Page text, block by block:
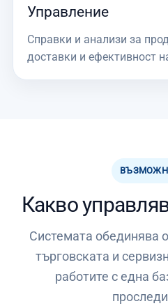
Управление
Справки и анализи за
доставки и ефективност
Какво
Системата обединява
търговската и
работите с една